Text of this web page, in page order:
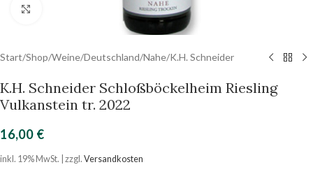
Start/Shop/Weine/Deutschland/Nahe/K.H. Schneider
K.H. Schneider Schloßböckelheim Riesling
Vulkanstein tr. 2022
16,00 €
inkl. 19% MwSt. | zzgl. Versandkosten